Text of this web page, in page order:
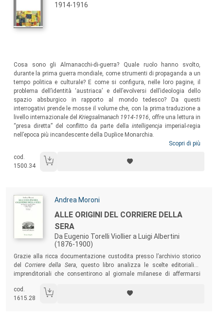
1914-1916
Cosa sono gli Almanacchi-di-guerra? Quale ruolo hanno svolto,
durante la prima guerra mondiale, come strumenti di propaganda a un
tempo politica e culturale? E come si configura, nelle loro pagine, il
problema dell’identità ‘austriaca’ e dell’evolversi dell’ideologia dello
spazio absburgico in rapporto al mondo tedesco? Da questi
interrogativi prende le mosse il volume che, con la prima traduzione a
livello internazionale del Kriegsalmanach 1914-1916 , offre una lettura in
“presa diretta” del conflitto da parte della intelligencja imperial-regia
nell’epoca più incandescente della Duplice Monarchia.
Scopri di più
cod.
1500.34
Autori:
Andrea Moroni
Titolo:
ALLE ORIGINI DEL CORRIERE DELLA
SERA
Da Eugenio Torelli Viollier a Luigi Albertini
(1876-1900)
Grazie alla ricca documentazione custodita presso l’archivio storico
delCorriere della Sera, questo libro analizza le scelte editoriali e
imprenditoriali che consentirono al giornale milanese di affermarsi
trent’anni di vita del giornale, dal 1876 all’inizio del Novecento, anni in
cui una moderna opinione pubblica di massa era ancora lontana dal
cod.
1615.28